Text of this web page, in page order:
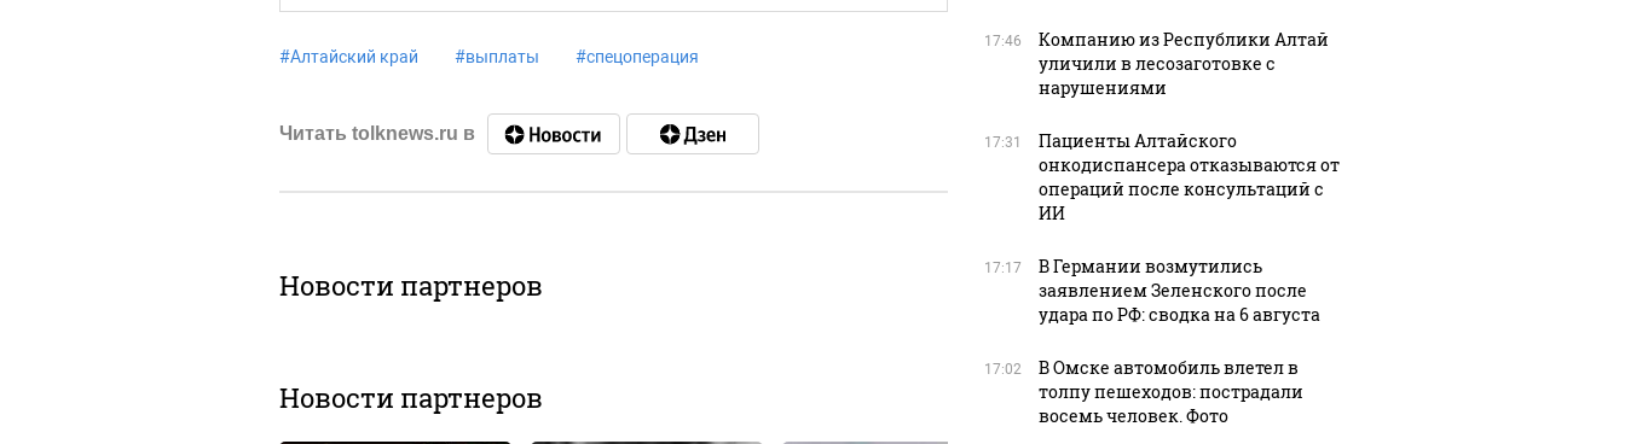
#Алтайский край #выплаты #спецоперация
Читать tolknews.ru в
Новости партнеров
Новости партнеров
17:46
Компанию из Республики Алтай
уличили в лесозаготовке с
нарушениями
17:31
Пациенты Алтайского
онкодиспансера отказываются от
операций после консультаций с
ИИ
17:17
В Германии возмутились
заявлением Зеленского после
удара по РФ: сводка на 6 августа
17:02
В Омске автомобиль влетел в
толпу пешеходов: пострадали
восемь человек. Фото